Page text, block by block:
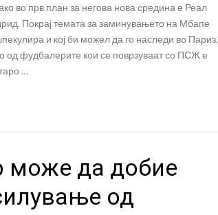
во прв план за негова нова средина е Реал
Покрај темата за заминувањето на Мбапе
и кој би можел да го наследи во Париз.
од фудбалерите кои се поврзуваат со ПСЖ е
…
може да добие
од